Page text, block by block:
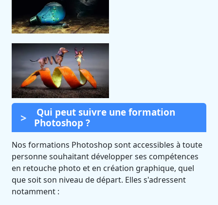
Qui peut suivre une formation
Photoshop ?
Nos formations Photoshop sont accessibles à toute
personne souhaitant développer ses compétences
en retouche photo et en création graphique, quel
que soit son niveau de départ. Elles s'adressent
notamment :